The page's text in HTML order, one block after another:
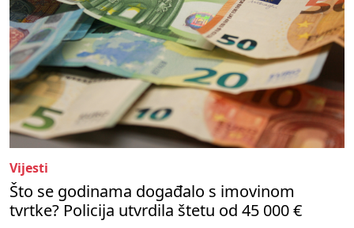
Vijesti
Što se godinama događalo s imovinom
tvrtke? Policija utvrdila štetu od 45 000 €